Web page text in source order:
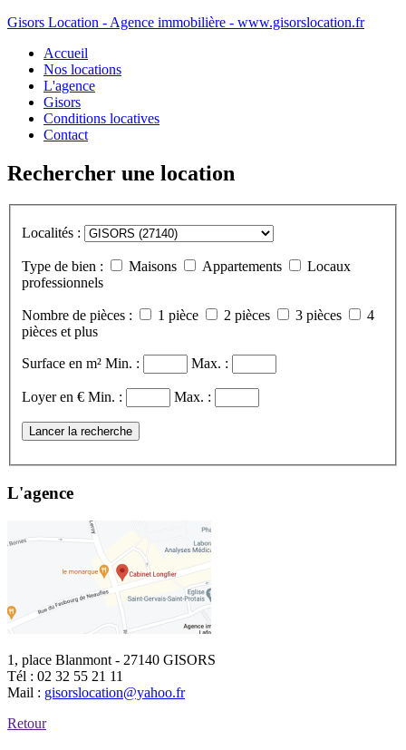
Gisors Location - Agence immobilière - www.gisorslocation.fr
Accueil
Nos locations
L'agence
Gisors
Conditions locatives
Contact
Rechercher une location
Localités :
Type de bien : Maisons Appartements
Locaux
professionnels
Nombre de pièces : 1 pièce 2 pièces 3 pièces
4
pièces et plus
Surface en m² Min. : Max. :
Loyer en € Min. : Max. :
Lancer la recherche
L'agence
1, place Blanmont - 27140 GISORS
Tél : 02 32 55 21 11
Mail : gisorslocation@yahoo.fr
Retour